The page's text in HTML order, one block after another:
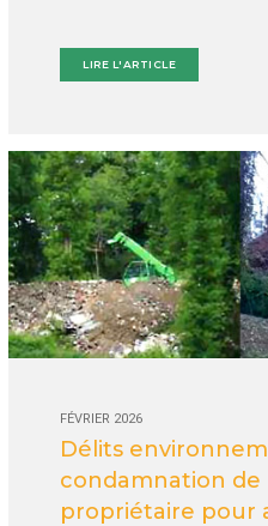
LIRE L'ARTICLE
FÉVRIER 2026
Délits
condamnation de
propriétaire pour